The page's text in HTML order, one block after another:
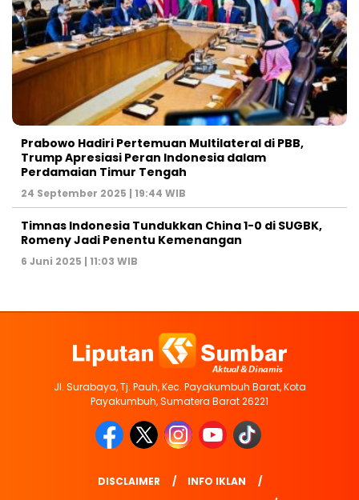
Prabowo Hadiri Pertemuan Multilateral di PBB,
Trump Apresiasi Peran Indonesia dalam
Perdamaian Timur Tengah
24 September 2025 | 19:44 WIB
Timnas Indonesia Tundukkan China 1-0 di SUGBK,
Romeny Jadi Penentu Kemenangan
6 Juni 2025 | 11:03 WIB
Jl. Surabaya, Tj. Pauh, Kec. Payakumbuh Barat, Kota
Payakumbuh, Sumatera Barat 26221
DISCLAIMER
INFO IKLAN